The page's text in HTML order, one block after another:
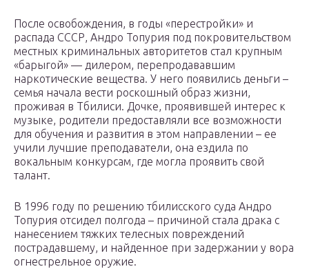
После освобождения, в годы «перестройки» и
распада СССР, Андро Топурия под покровительством
местных криминальных авторитетов стал крупным
«барыгой» — дилером, перепродававшим
наркотические вещества. У него появились деньги –
семья начала вести роскошный образ жизни,
проживая в Тбилиси. Дочке, проявившей интерес к
музыке, родители предоставляли все возможности
для обучения и развития в этом направлении – ее
учили лучшие преподаватели, она ездила по
вокальным конкурсам, где могла проявить свой
талант.
В 1996 году по решению тбилисского суда Андро
Топурия отсидел полгода – причиной стала драка с
нанесением тяжких телесных повреждений
пострадавшему, и найденное при задержании у вора
огнестрельное оружие.